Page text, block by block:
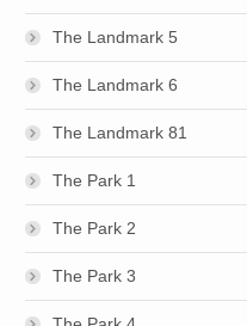
The Landmark 5
The Landmark 6
The Landmark 81
The Park 1
The Park 2
The Park 3